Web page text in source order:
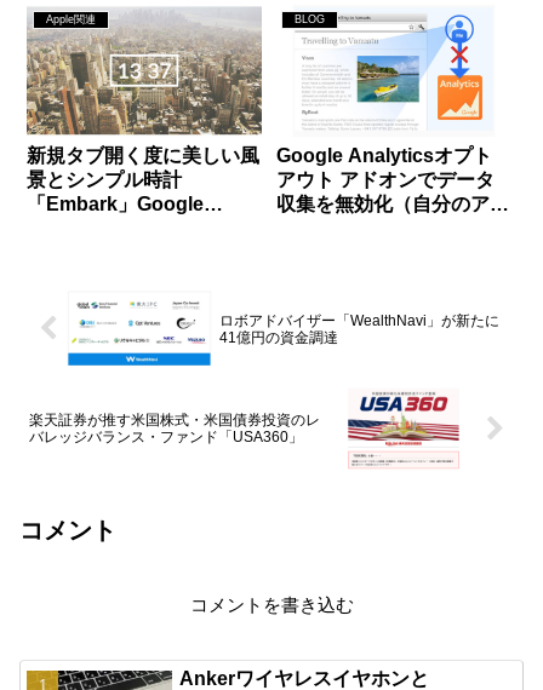
Apple関連
新規タブ開く度に美しい風
景とシンプル時計
「Embark」Google
BLOG
Google Analyticsオプト
アウト アドオンでデータ
収集を無効化（自分のアク
ロボアドバイザー「WealthNavi」が新たに
41億円の資金調達
楽天証券が推す米国株式・米国債券投資のレ
バレッジバランス・ファンド「USA360」
コメント
コメントを書き込む
Ankerワイヤレスイヤホンと